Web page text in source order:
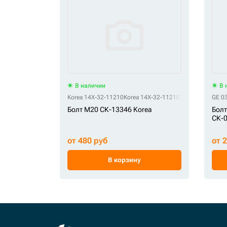
В наличии
Korea 14X-32-11210Korea 14X-32-11210-6 Korea 20Y-32-
Болт M20 СК-13346 Korea
от 480 руб
В корзину
В
GE
СК-
от